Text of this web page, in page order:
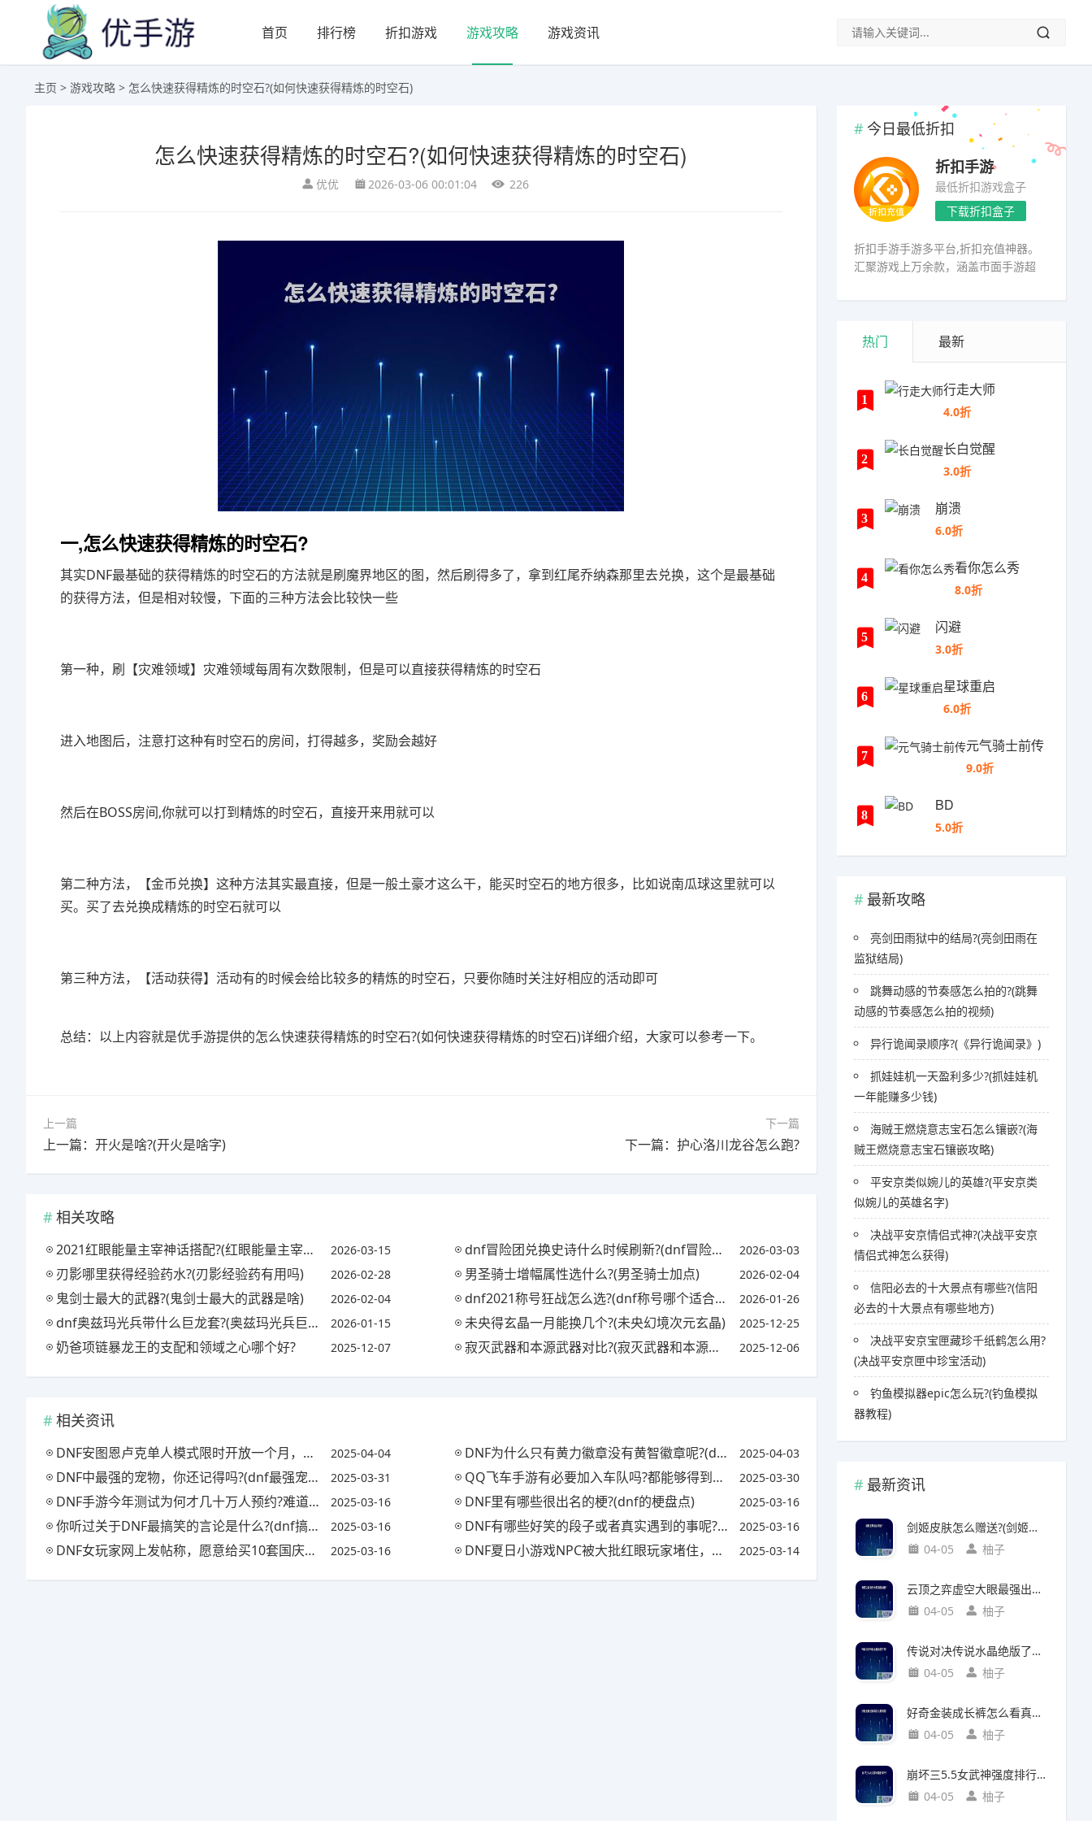
首页 排行榜 折扣游戏 游戏攻略 游戏资讯
主页 > 游戏攻略 > 怎么快速获得精炼的时空石?(如何快速获得精炼的时空石)
怎么快速获得精炼的时空石?(如何快速获得精炼的时空石)
优优 2026-03-06 00:01:04 226
一,怎么快速获得精炼的时空石?
其实DNF最基础的获得精炼的时空石的方法就是刷魔界地区的图，然后刷得多了，拿到红尾乔纳森那里去兑换，这个是最基础
的获得方法，但是相对较慢，下面的三种方法会比较快一些
第一种，刷【灾难领域】灾难领域每周有次数限制，但是可以直接获得精炼的时空石
进入地图后，注意打这种有时空石的房间，打得越多，奖励会越好
然后在BOSS房间,你就可以打到精炼的时空石，直接开来用就可以
第二种方法，【金币兑换】这种方法其实最直接，但是一般土豪才这么干，能买时空石的地方很多，比如说南瓜球这里就可以
买。买了去兑换成精炼的时空石就可以
第三种方法，【活动获得】活动有的时候会给比较多的精炼的时空石，只要你随时关注好相应的活动即可
总结：以上内容就是优手游提供的怎么快速获得精炼的时空石?(如何快速获得精炼的时空石)详细介绍，大家可以参考一下。
上一篇
上一篇：开火是啥?(开火是啥字)
下一篇
下一篇：护心洛川龙谷怎么跑?
相关攻略
2021红眼能量主宰神话搭配?(红眼能量主宰怎么搭配首饰和防具) 2026-03-15 dnf冒险团兑换史诗什么时候刷新?(dnf冒险团换什么划算) 2026-03-03
刃影哪里获得经验药水?(刃影经验药有用吗) 2026-02-28 男圣骑士增幅属性选什么?(男圣骑士加点) 2026-02-04
鬼剑士最大的武器?(鬼剑士最大的武器是啥) 2026-02-04 dnf2021称号狂战怎么选?(dnf称号哪个适合狂战) 2026-01-26
dnf奥兹玛光兵带什么巨龙套?(奥兹玛光兵巨龙要哪一套) 2026-01-15 未央得玄晶一月能换几个?(未央幻境次元玄晶) 2025-12-25
奶爸项链暴龙王的支配和领域之心哪个好? 2025-12-07 寂灭武器和本源武器对比?(寂灭武器和本源武器对比哪个好) 2025-12-06
相关资讯
DNF安图恩卢克单人模式限时开放一个月，你怎么看?(dnf安图恩和卢克在哪) 2025-04-04 DNF为什么只有黄力徽章没有黄智徽章呢?(dnf黄力徽章能合成得到吗) 2025-04-03
DNF中最强的宠物，你还记得吗?(dnf最强宠物排行榜) 2025-03-31 QQ飞车手游有必要加入车队吗?都能够得到些啥，有没有特别的?(qq飞车加入车队利与弊) 2025-03-30
DNF手游今年测试为何才几十万人预约?难道还比不上qq飞车?还是大家都累了? 2025-03-16 DNF里有哪些很出名的梗?(dnf的梗盘点) 2025-03-16
你听过关于DNF最搞笑的言论是什么?(dnf搞笑语录) 2025-03-16 DNF有哪些好笑的段子或者真实遇到的事呢?(dnf的一些笑话段子) 2025-03-16
DNF女玩家网上发帖称，愿意给买10套国庆套，找个老实人接盘，对此你怎么看? 2025-03-16 DNF夏日小游戏NPC被大批红眼玩家堵住，一玩家点不着NPC引发对话，有何看法? 2025-03-14
今日最低折扣
折扣手游
最低折扣游戏盒子
下载折扣盒子
折扣手游手游多平台,折扣充值神器。
汇聚游戏上万余款，涵盖市面手游超
热门 最新
1
行走大师
4.0折
2
长白觉醒
3.0折
3
崩溃
6.0折
4
看你怎么秀
8.0折
5
闪避
3.0折
6
星球重启
6.0折
7
元气骑士前传
9.0折
8
BD
5.0折
最新攻略
亮剑田雨狱中的结局?(亮剑田雨在
监狱结局)
跳舞动感的节奏感怎么拍的?(跳舞
动感的节奏感怎么拍的视频)
异行诡闻录顺序?(《异行诡闻录》)
抓娃娃机一天盈利多少?(抓娃娃机
一年能赚多少钱)
海贼王燃烧意志宝石怎么镶嵌?(海
贼王燃烧意志宝石镶嵌攻略)
平安京类似婉儿的英雄?(平安京类
似婉儿的英雄名字)
决战平安京情侣式神?(决战平安京
情侣式神怎么获得)
信阳必去的十大景点有哪些?(信阳
必去的十大景点有哪些地方)
决战平安京宝匣藏珍千纸鹤怎么用?
(决战平安京匣中珍宝活动)
钓鱼模拟器epic怎么玩?(钓鱼模拟
器教程)
最新资讯
剑姬皮肤怎么赠送?(剑姬皮肤怎么赠送给别人)
04-05
柚子
云顶之弈虚空大眼最强出装?(云顶之弈虚空之眼出装)
04-05
柚子
传说对决传说水晶绝版了吗?(传说对决 传说水晶)
04-05
柚子
好奇金装成长裤怎么看真假?(好奇金装成长裤怎么看真假鉴别)
04-05
柚子
崩坏三5.5女武神强度排行?(崩坏三5.2女武神强度)
04-05
柚子